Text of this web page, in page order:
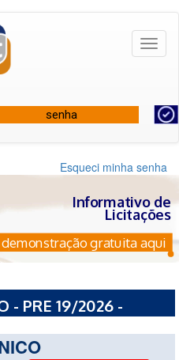
Esqueci minha senha
Informativo de
Licitações
gratuita aqui
- PRE 19/2026 -